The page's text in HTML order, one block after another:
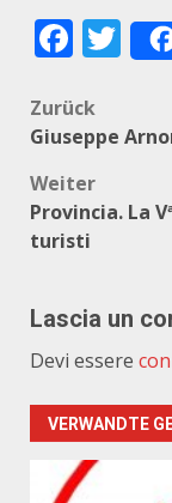
Zurück
Giuseppe
Weiter
Provincia. La
turisti
Lascia un
Devi essere
VERWANDTE